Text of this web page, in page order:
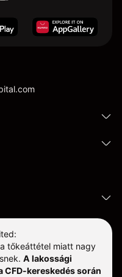
tőkeáttétel miatt nagy
A lakossági
CFD-kereskedés során